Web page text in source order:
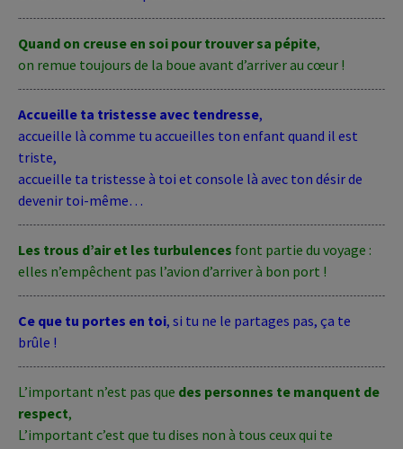
Quand on creuse en soi pour trouver sa pépite,
on remue toujours de la boue avant d’arriver au cœur !
Accueille ta tristesse avec tendresse,
accueille là comme tu accueilles ton enfant quand il est
triste,
accueille ta tristesse à toi et console là avec ton désir de
devenir toi-même…
Les trous d’air et les turbulences font partie du voyage :
elles n’empêchent pas l’avion d’arriver à bon port !
Ce que tu portes en toi, si tu ne le partages pas, ça te
brûle !
L’important n’est pas que des personnes te manquent de
respect,
L’important c’est que tu dises non à tous ceux qui te